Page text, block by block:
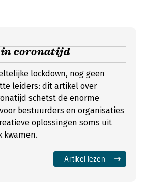
coronatijd
lockdown, nog geen
leiders: dit artikel over
schetst de enorme
bestuurders en organisaties
oplossingen soms uit
kwamen.
Artikel lezen